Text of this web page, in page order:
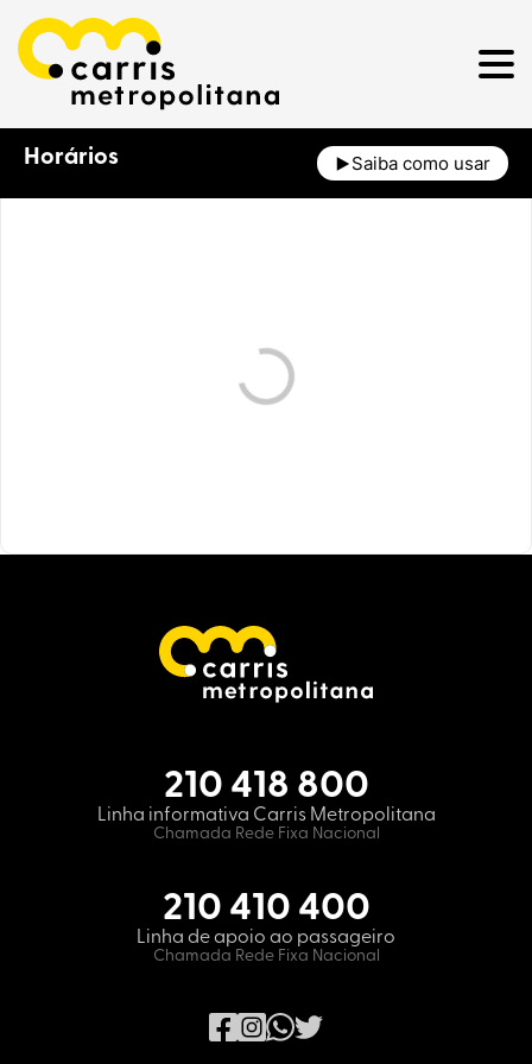
Horários Saiba como usar
210 418 800
Linha informativa Carris Metropolitana
Chamada Rede Fixa Nacional
210 410 400
Linha de apoio ao passageiro
Chamada Rede Fixa Nacional